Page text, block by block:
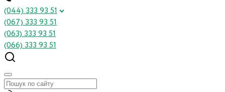
(044) 333 93 51
(067) 333 93 51
(063) 333 93 51
(066) 333 93 51